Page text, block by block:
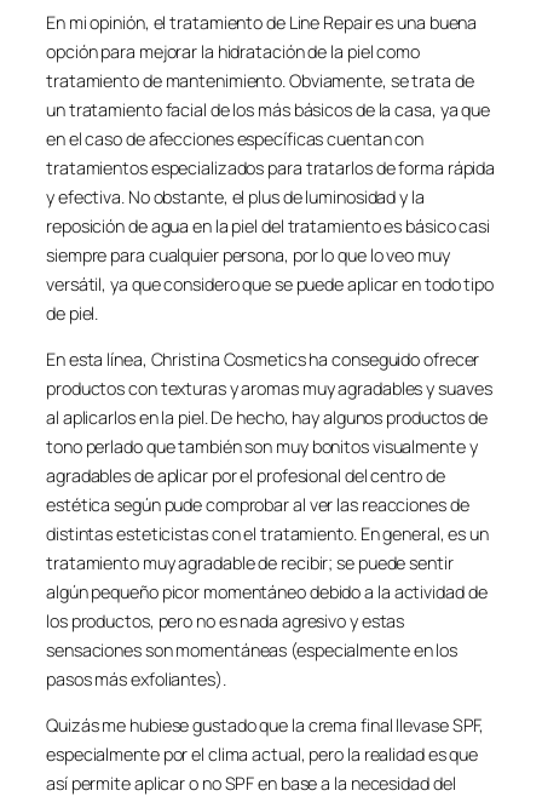
En mi opinión, el tratamiento de Line Repair es una buena
opción para mejorar la hidratación de la piel como
tratamiento de mantenimiento. Obviamente, se trata de
un tratamiento facial de los más básicos de la casa, ya que
en el caso de afecciones específicas cuentan con
tratamientos especializados para tratarlos de forma rápida
y efectiva. No obstante, el plus de luminosidad y la
reposición de agua en la piel del tratamiento es básico casi
siempre para cualquier persona, por lo que lo veo muy
versátil, ya que considero que se puede aplicar en todo tipo
de piel.
En esta línea, Christina Cosmetics ha conseguido ofrecer
productos con texturas y aromas muy agradables y suaves
al aplicarlos en la piel. De hecho, hay algunos productos de
tono perlado que también son muy bonitos visualmente y
agradables de aplicar por el profesional del centro de
estética según pude comprobar al ver las reacciones de
distintas esteticistas con el tratamiento. En general, es un
tratamiento muy agradable de recibir; se puede sentir
algún pequeño picor momentáneo debido a la actividad de
los productos, pero no es nada agresivo y estas
sensaciones son momentáneas (especialmente en los
pasos más exfoliantes).
Quizás me hubiese gustado que la crema final llevase SPF,
especialmente por el clima actual, pero la realidad es que
así permite aplicar o no SPF en base a la necesidad del